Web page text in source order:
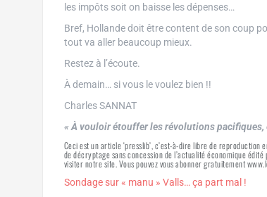
les impôts soit on baisse les dépenses…
Bref, Hollande doit être content de son coup
tout va aller beaucoup mieux.
Restez à l’écoute.
À demain… si vous le voulez bien !!
Charles SANNAT
« À vouloir étouffer les révolutions
Ceci est un article ‘presslib’, c’est-à-dire libre de
de décryptage sans concession de l’actualité économique
visiter notre site. Vous pouvez vous abonner gratuitement
Sondage sur « manu » Valls… ça part mal !